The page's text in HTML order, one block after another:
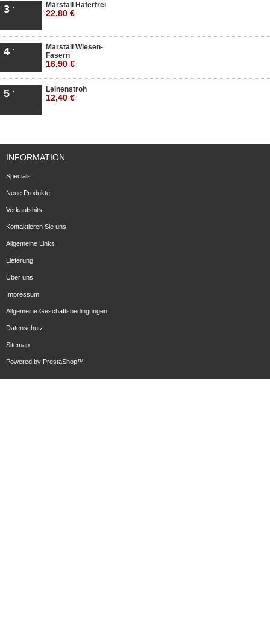
3 Marstall Haferfrei
22,80 €
4
Marstall Wiesen-
Fasern
16,90 €
5 Leinenstroh
12,40 €
INFORMATION
Specials
Neue Produkte
Verkaufshits
Kontaktieren Sie uns
Allgemeine Links
Lieferung
Über uns
Impressum
Allgemeine Geschäftsbedingungen
Datenschutz
Sitemap
Powered by PrestaShop™